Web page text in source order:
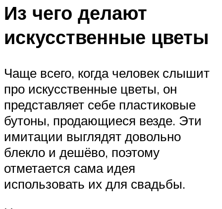
Из чего делают
искусственные цветы
Чаще всего, когда человек слышит
про искусственные цветы, он
представляет себе пластиковые
бутоны, продающиеся везде. Эти
имитации выглядят довольно
блекло и дешёво, поэтому
отметается сама идея
использовать их для свадьбы.